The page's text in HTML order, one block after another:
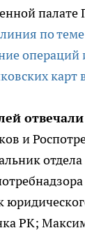
палате
по
операций
карт
отвечали
и
РК;